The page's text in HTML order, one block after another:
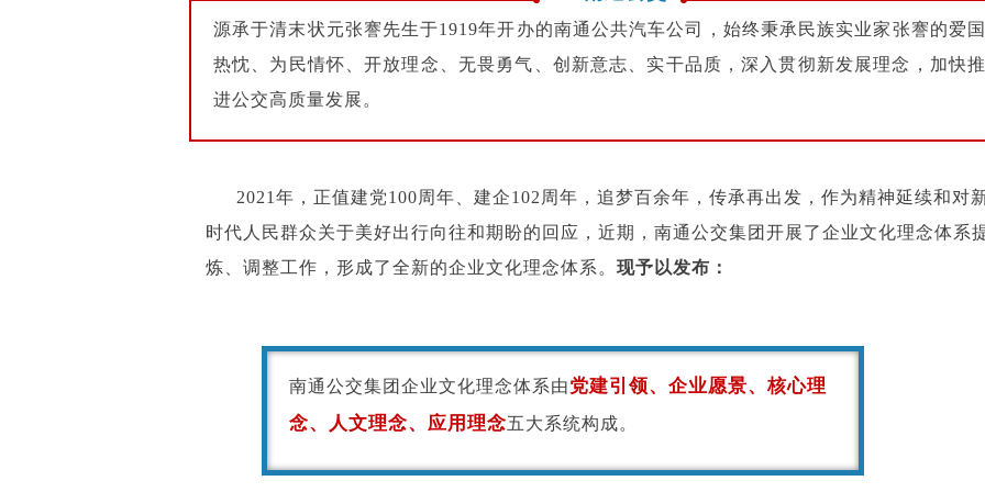
源承于清末状元张謇先生于1919年开办的南通公共汽车公司，始终秉承民族实业家张謇的爱国
热忱、为民情怀、开放理念、无畏勇气、创新意志、实干品质，深入贯彻新发展理念，加快推
进公交高质量发展。
2021年，正值建党100周年、建企102周年，追梦百余年，传承再出发，作为精神延续和对
时代人民群众关于美好出行向往和期盼的回应，近期，南通公交集团开展了企业文化理念体系
炼、调整工作，形成了全新的企业文化理念体系。 现予以发布：
南通公交集团企业文化理念体系由党建引领、企业愿景、核心理
念、人文理念、应用理念五大系统构成。